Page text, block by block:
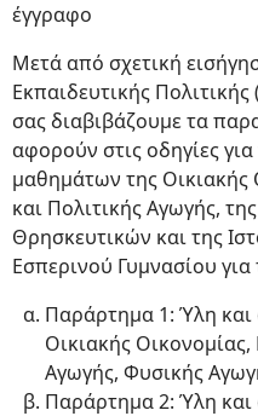
έγγραφο
Μετά από σχετική
Εκπαιδευτικής
σας διαβιβάζουμε τα
αφορούν στις οδηγίες
μαθημάτων της Οικιακής
και Πολιτικής Αγωγής,
Θρησκευτικών και της
Εσπερινού Γυμνασίου
Παράρτημα 1: Ύλη και
Οικιακής Οικονομίας,
Αγωγής, Φυσικής
Παράρτημα 2: Ύλη και